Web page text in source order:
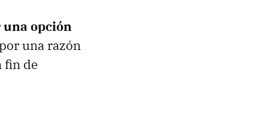
opción
una razón
fin de